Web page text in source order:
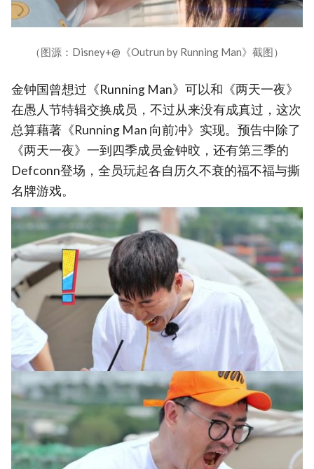
（图源：Disney+@《Outrun by Running Man》截图）
金钟国曾想过《Running Man》可以和《两天一夜》
在愚人节特辑交换成员，不过从来没有成真过，这次
总算藉著《Running Man 向前冲》实现。预告中除了
《两天一夜》一到四季成员金钟旼，还有第三季的
Defconn登场，全员玩起各自历久不衰的福不福与撕
名牌游戏。